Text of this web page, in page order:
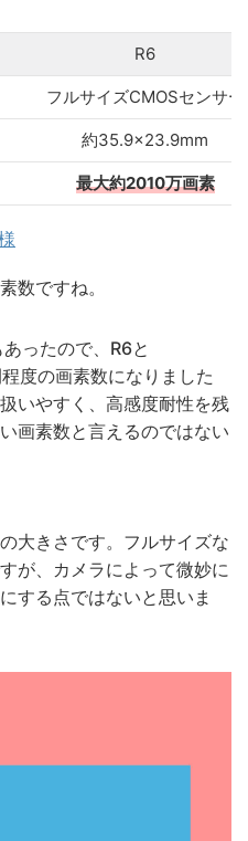
R6
フルサイズCMOSセンサー
約35.9×23.9mm
最大約2010万画素
数ですね。
ったので、R6と
度の画素数になりました
いやすく、高感度耐性を残
画素数と言えるのではない
大きさです。フルサイズな
が、カメラによって微妙に
する点ではないと思いま